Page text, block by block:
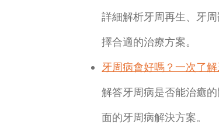
詳細解析牙周再生、牙
擇合適的治療方案。
牙周病會好嗎？一次了
解答牙周病是否能治癒
面的牙周病解決方案。